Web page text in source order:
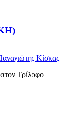
Κίσκας
Τρίλοφο